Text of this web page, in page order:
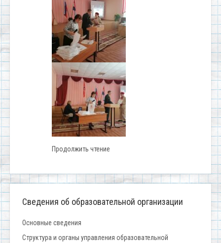
Продолжить чтение
Сведения об образовательной организации
Основные сведения
Структура и органы управления образовательной